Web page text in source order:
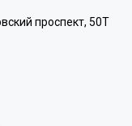
проспект, 50Т